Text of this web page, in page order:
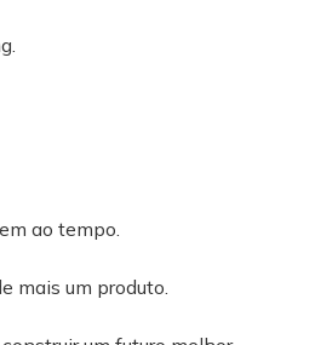
ao tempo.
mais um produto.